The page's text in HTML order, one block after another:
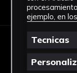
ejemplo, en los
Tecnicas